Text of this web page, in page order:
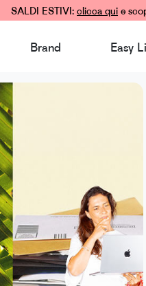
SALDI ESTIVI: clicca qui e
Brand Easy